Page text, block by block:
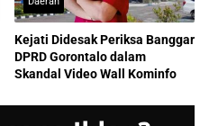
Kejati Didesak Periksa Banggar
DPRD Gorontalo dalam
Skandal Video Wall Kominfo